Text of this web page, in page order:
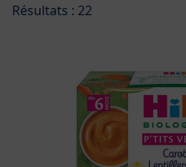
Résultats : 22